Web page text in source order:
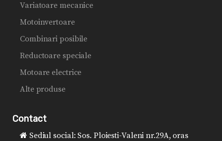
Variatoare mecanice
Motoinvertoare
Combinari posibile
Reductoare speciale
Motoare electrice
Alte produse
Contact
Sediul social: Sos. Ploiesti-Valeni nr.29A, oras